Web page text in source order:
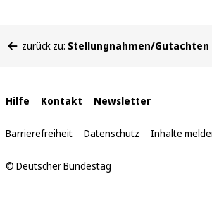
befinden
zurück zu: Stellungnahmen/Gutachten
Interne
Links
Hilfe Kontakt Newsletter
Barrierefreiheit Datenschutz Inhalte
© Deutscher Bundestag